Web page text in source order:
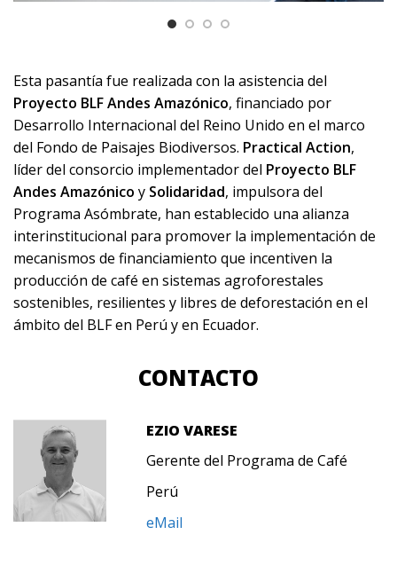
Esta pasantía fue realizada con la asistencia del
Proyecto BLF Andes Amazónico, financiado por
Desarrollo Internacional del Reino Unido en el marco
del Fondo de Paisajes Biodiversos. Practical Action,
líder del consorcio implementador del Proyecto BLF
Andes Amazónico y Solidaridad, impulsora del
Programa Asómbrate, han establecido una alianza
interinstitucional para promover la implementación de
mecanismos de financiamiento que incentiven la
producción de café en sistemas agroforestales
sostenibles, resilientes y libres de deforestación en el
ámbito del BLF en Perú y en Ecuador.
CONTACTO
EZIO VARESE
Gerente del Programa de Café
Perú
eMail